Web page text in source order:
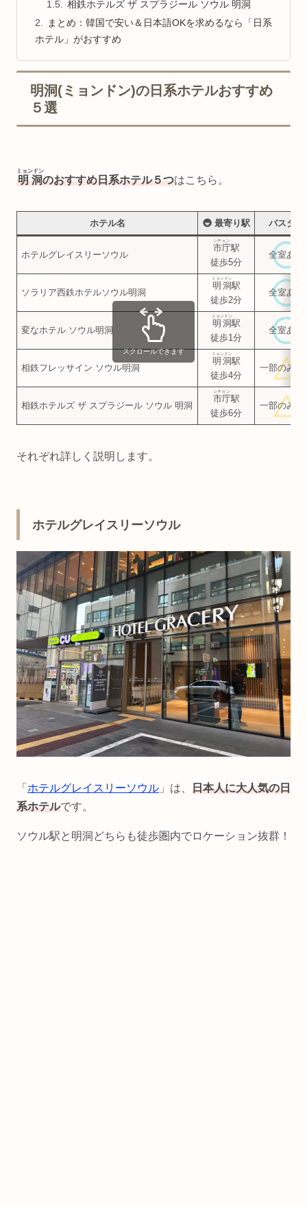
相鉄ホテルズ ザ スプラジール ソウル 明洞
まとめ：韓国で安い＆日本語OKを求めるなら「日系
ホテル」がおすすめ
明洞(ミョンドン)の日系ホテルおすすめ
５選
明洞
ミョンドン
のおすすめ日系ホテル５つはこちら。
ホテル名 🚇 最寄り駅 バスタブ
ホテルグレイスリーソウル
市庁
シチョン
駅
徒歩5分
全室あり
ソラリア西鉄ホテルソウル明洞
明洞
ミョンドン
駅
徒歩2分
全室あり
変なホテル ソウル明洞
明洞
ミョンドン
駅
徒歩1分
全室あり
相鉄フレッサイン ソウル明洞
明洞
ミョンドン
駅
徒歩4分
一部のみあ
相鉄ホテルズ ザ スプラジール ソウル 明洞
市庁
シチョン
駅
徒歩6分
一部のみあ
スクロールできます
それぞれ詳しく説明します。
ホテルグレイスリーソウル
「 ホテルグレイスリーソウル 」は、 日本人に大人気の日
系ホテルです。
ソウル駅と明洞どちらも徒歩圏内でロケーション抜群！